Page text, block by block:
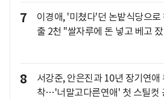
7
이경애, '미쳤다'던 논밭식당으로
출 2천 "쌀자루에 돈 넣고 베고
8
서강준, 안은진과 10년 장기연애
착…'너말고다른연애' 첫 스틸컷